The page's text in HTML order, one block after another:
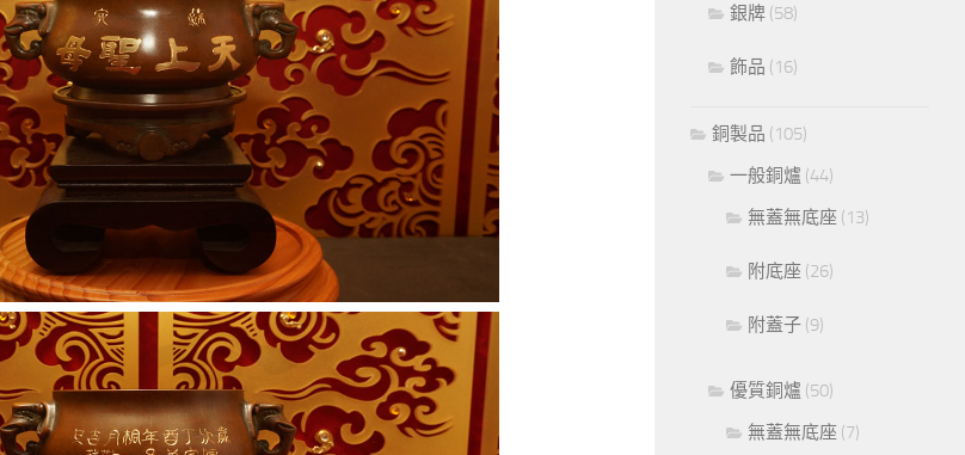
銀牌 (58)
飾品 (16)
銅製品 (105)
一般銅爐 (44)
無蓋無底座 (13)
附底座 (26)
附蓋子 (9)
優質銅爐 (50)
無蓋無底座 (7)